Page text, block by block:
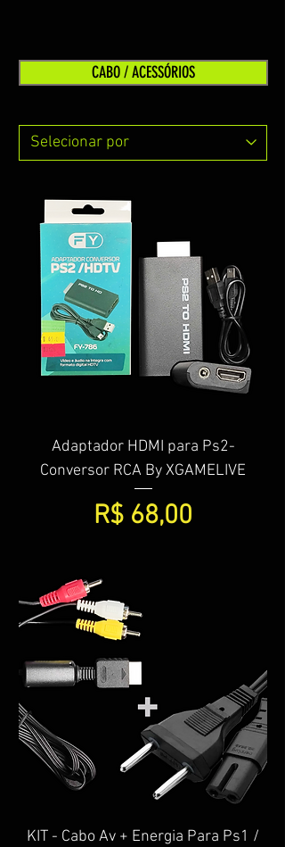
CABO / ACESSÓRIOS
Adaptador HDMI para Ps2-
Conversor RCA By XGAMELIVE
Preço
R$ 68,00
KIT - Cabo Av + Energia Para Ps1 /